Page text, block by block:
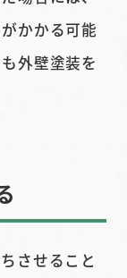
かかる可能
外壁塗装を
させること